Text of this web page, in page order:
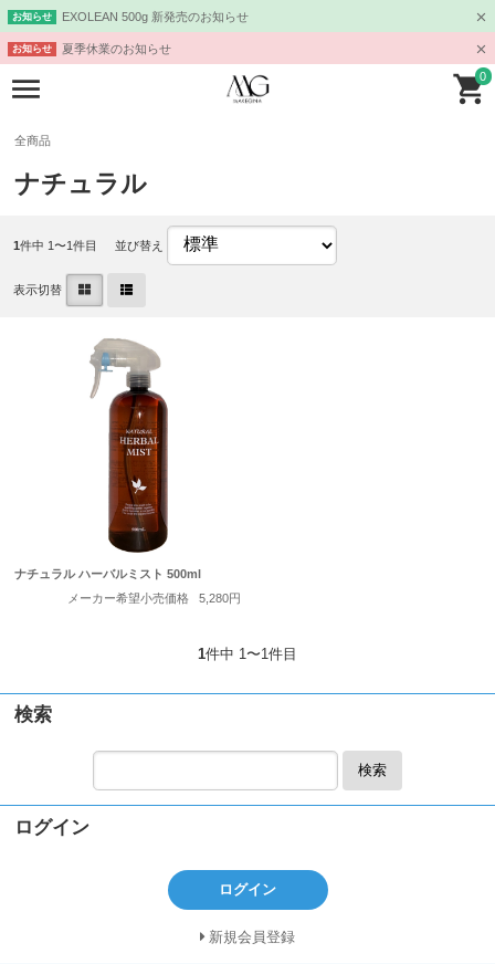
お知らせ EXOLEAN 500g 新発売のお知らせ
お知らせ 夏季休業のお知らせ
0
全商品
ナチュラル
1件中 1〜1件目 並び替え
表示切替
ナチュラル ハーバルミスト 500ml
メーカー希望小売価格
5,280円
1件中 1〜1件目
検索
検索
ログイン
ログイン
新規会員登録